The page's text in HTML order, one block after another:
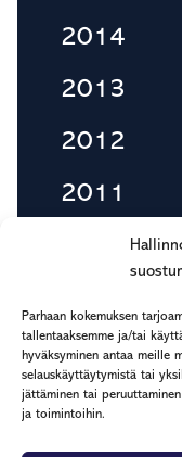
Parhaan kokemuksen
tallentaaksemme ja/tai
hyväksyminen antaa meille
selauskäyttäytymistä tai
jättäminen tai
ja toimintoihin.
2014
2013
2012
2011
Footer
etu.suku@rapp.fi
puh. 044 7799 277
Rekisteri- ja